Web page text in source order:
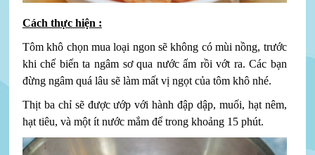
Cách thực hiện :
Tôm khô chọn mua loại ngon sẽ không có mùi nồng, trước
khi chế biến ta ngâm sơ qua nước ấm rồi vớt ra. Các bạn
đừng ngâm quá lâu sẽ làm mất vị ngọt của tôm khô nhé.
Thịt ba chỉ sẽ được ướp với hành đập dập, muối, hạt nêm,
hạt tiêu, và một ít nước mắm để trong khoảng 15 phút.